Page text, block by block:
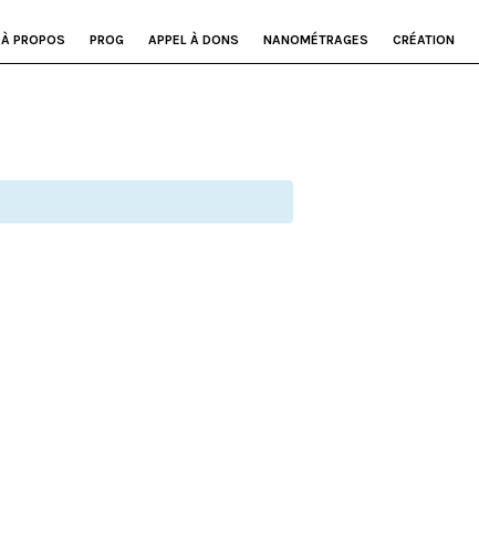
À PROPOS PROG APPEL À DONS NANOMÉTRAGES CRÉATION